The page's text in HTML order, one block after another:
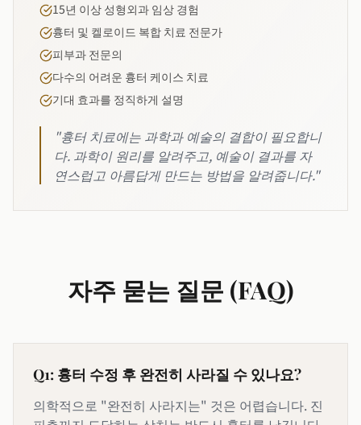
15년 이상 성형외과 임상 경험
흉터 및 켈로이드 복합 치료 전문가
피부과 전문의
다수의 어려운 흉터 케이스 치료
기대 효과를 정직하게 설명
"흉터 치료에는 과학과 예술의 결합이 필요합니
다. 과학이 원리를 알려주고, 예술이 결과를 자
연스럽고 아름답게 만드는 방법을 알려줍니다."
자주 묻는 질문 (FAQ)
Q1: 흉터 수정 후 완전히 사라질 수 있나요?
의학적으로 "완전히 사라지는" 것은 어렵습니다. 진